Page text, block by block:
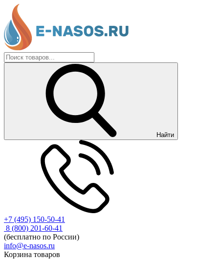
Найти
+7 (495) 150-50-41
8 (800) 201-60-41
(бесплатно по России)
info@e-nasos.ru
Корзина товаров